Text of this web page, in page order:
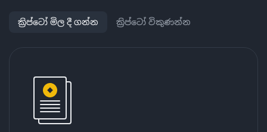
ක්‍රිප්ටෝ මිල දී ගන්න ක්‍රිප්ටෝ විකුණන්න